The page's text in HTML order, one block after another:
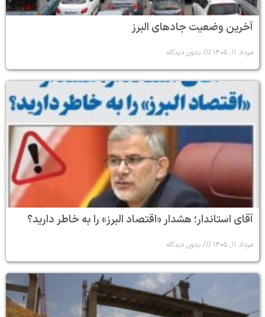
آخرین وضعیت جادهای البرز
مرداد ۱۱, ۱۴۰۵ بدون دیدگاه
آقای استاندار؛ هشدار «اقتصاد البرز» را به خاطر دارید؟
مرداد ۱۱, ۱۴۰۵ بدون دیدگاه